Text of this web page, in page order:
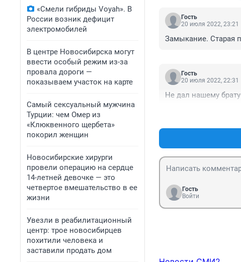
«Смели гибриды Voyah». В
России возник дефицит
электромобилей
В центре Новосибирска могут
ввести особый режим из-за
провала дороги —
показываем участок на карте
Самый сексуальный мужчина
Турции: чем Омер из
«Клюквенного щербета»
покорил женщин
Новосибирские хирурги
провели операцию на сердце
14-летней девочке — это
четвертое вмешательство в ее
жизни
Увезли в реабилитационный
центр: трое новосибирцев
похитили человека и
заставили продать дом
Гость
20 июля 2022, 23:21
Замыкание. Старая
Гость
20 июля 2022, 22:31
Не дал нашему
Гость
Войти